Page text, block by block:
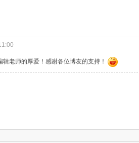
老师的厚爱！感谢各位博友的支持！